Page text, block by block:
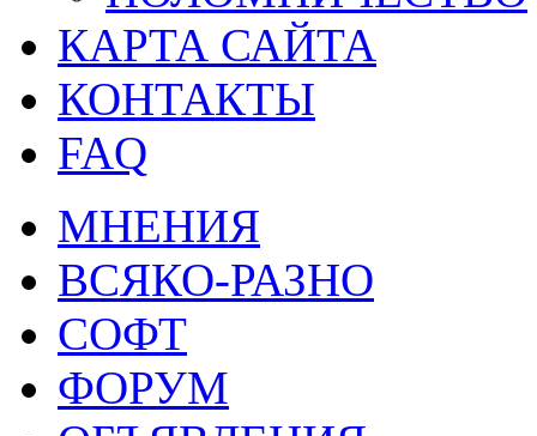
КАРТА САЙТА
КОНТАКТЫ
FAQ
МНЕНИЯ
ВСЯКО-РАЗНО
СОФТ
ФОРУМ